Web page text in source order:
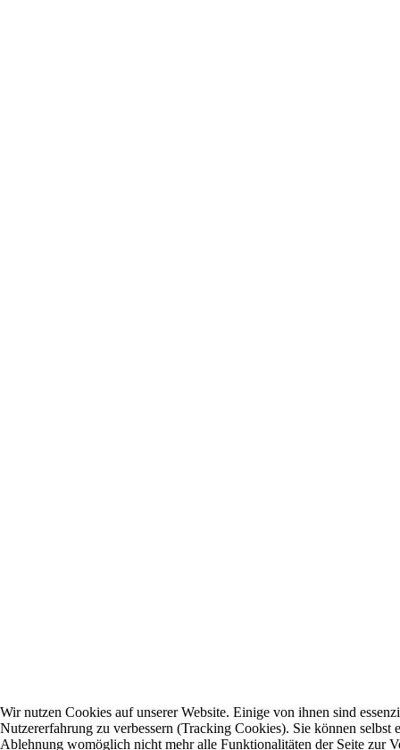
Wir nutzen Cookies auf unserer Website. Einige von ihnen sind
Nutzererfahrung zu verbessern (Tracking Cookies). Sie können selbst
Ablehnung womöglich nicht mehr alle Funktionalitäten der Seite zur